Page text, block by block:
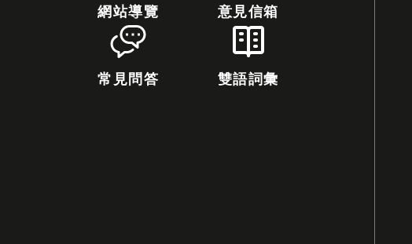
網站導覽 意見信箱
常見問答 雙語詞彙